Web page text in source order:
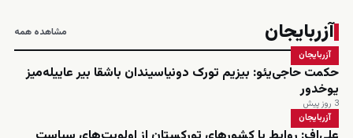
آزربایجان مشاهده همه
آزربایجان
حکمت حاجی‌یئو: بیزیم تورک دونیاسیندان باشقا بیر عاییله‌میز
یوخدور
3 روز پیش
آزربایجان